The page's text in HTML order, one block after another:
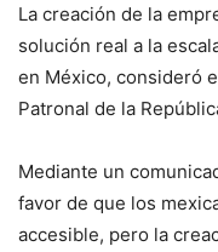
La creación de la
solución real a la
en México, consideró
Patronal de la
Mediante un
favor de que los
accesible, pero la